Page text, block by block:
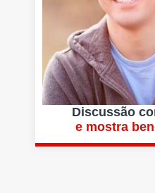
Discussão
e mostra